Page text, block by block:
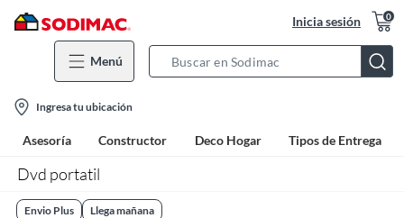
Inicia sesión 0
Menú
Bar
location-
icon
Ingresa tu ubicación
Asesoría Constructor Deco Hogar Tipos de Entrega
Dvd portatil
Envio Plus Llega mañana